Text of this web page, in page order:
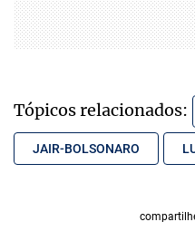
Tópicos relacionados:
JAIR-BOLSONARO